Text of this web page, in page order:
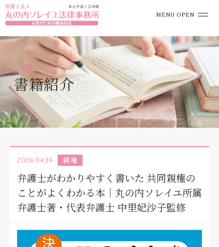
MENU OPEN
Books
書籍紹介
2026.04.16 親権
弁護士がわかりやすく書いた 共同親権の
ことがよくわかる本｜丸の内ソレイユ所属
弁護士著・代表弁護士 中里妃沙子監修